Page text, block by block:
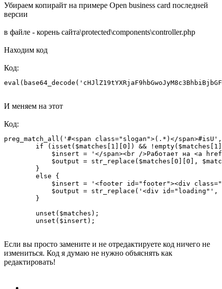
Убираем копирайт на примере Open business card последней
версии
в файле - корень сайта\protected\components\controller.php
Находим код
Код:
И меняем на этот
Код:
preg_match_all('#<span class="slogan">(.*)</
if (isset($matches[1][0]) &&
$insert = '</span><br />Работает на <a
$output = str_replace($matches[0][0],
        }
        else {
$insert = '<footer id="footer"><div
$output = str_replace('<div
        }
        unset($matches);
        unset($insert);
Если вы просто замените и не отредактируете код ничего не
измениться. Код я думаю не нужно объяснять как
редактировать!